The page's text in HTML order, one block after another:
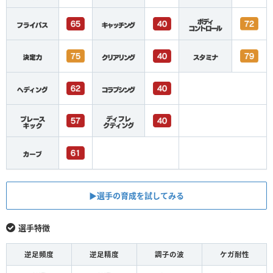
▶︎選手の育成を試してみる
選手特徴
逆足頻度 逆足精度 調子の波 ケガ耐性